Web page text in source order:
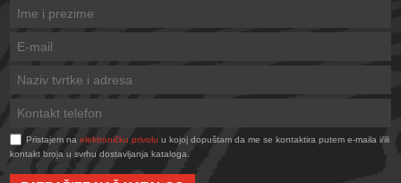
Pristajem naelektroničku privolu u kojoj dopuštam da me se kontaktira putem e-maila i/ili
kontakt broja u svrhu dostavljanja kataloga.